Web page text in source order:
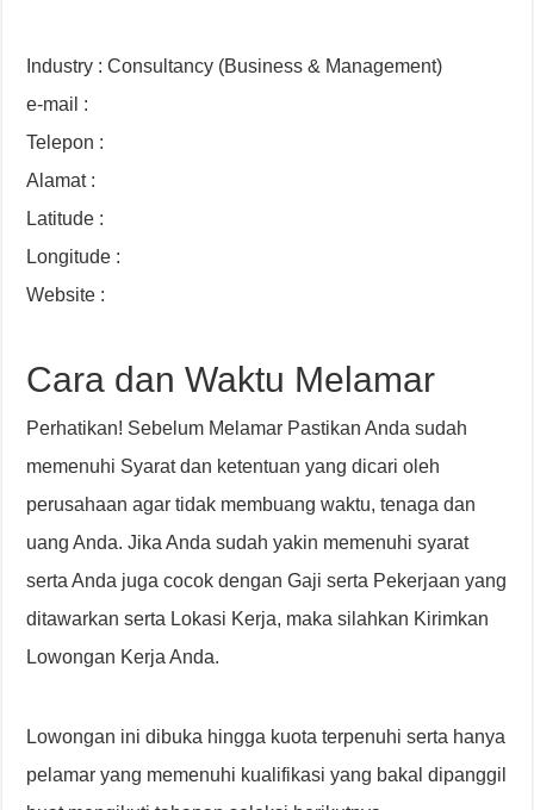
Industry : Consultancy (Business & Management)
e-mail :
Telepon :
Alamat :
Latitude :
Longitude :
Website :
Cara dan Waktu Melamar
Perhatikan! Sebelum Melamar Pastikan Anda sudah
memenuhi Syarat dan ketentuan yang dicari oleh
perusahaan agar tidak membuang waktu, tenaga dan
uang Anda. Jika Anda sudah yakin memenuhi syarat
serta Anda juga cocok dengan Gaji serta Pekerjaan yang
ditawarkan serta Lokasi Kerja, maka silahkan Kirimkan
Lowongan Kerja Anda.
Lowongan ini dibuka hingga kuota terpenuhi serta hanya
pelamar yang memenuhi kualifikasi yang bakal dipanggil